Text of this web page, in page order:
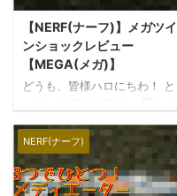
【NERF(ナーフ)】メガツイ
ンショックレビュー
【MEGA(メガ)】
どうも、皆様ハロにちわ！ と
す。寒さ厳しくなる時節、皆
様風邪などひかれておられま
せんか？ 今回は、NERF N‐
STRIKE MEGAシリーズのツ
NERF(ナーフ)